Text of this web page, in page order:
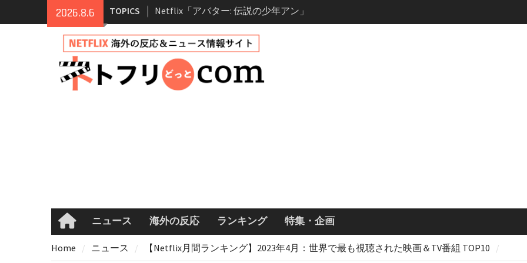
2026.8.6 TOPICS
Netflix「アバター: 伝説の少年アン」
シーズン2 完全ガイド｜キャスト・
登場人物・あらすじ・シーズン3最新
情報
Netflix映画「ボイスメールで恋をし
て」キャスト・登場人物・あらすじ
め
Homeニュース 海外の反応 ランキング 特集・企画
Home ニュース 【Netflix月間ランキング】2023年4月：世界で最も視聴された映画＆TV番組 TOP10